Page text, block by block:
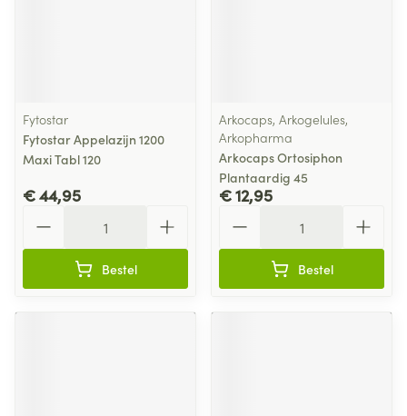
Fytostar
Fytostar Appelazijn 1200
Maxi Tabl 120
€ 44,95
Bestel
Arkocaps, Arkogelules,
Arkopharma
Arkocaps Ortosiphon
Plantaardig 45
€ 12,95
Bestel